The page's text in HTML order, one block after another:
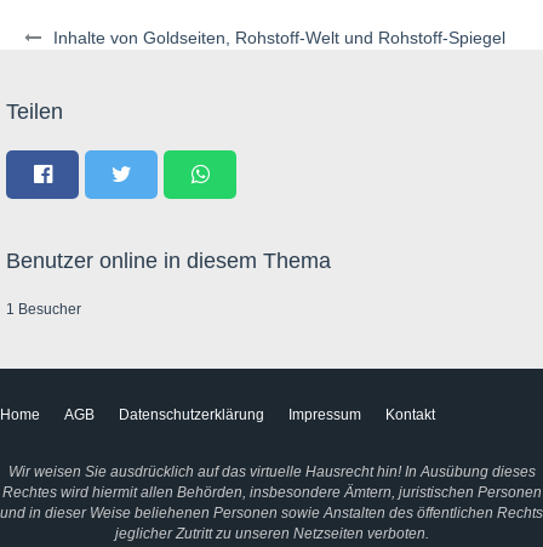
Inhalte von Goldseiten, Rohstoff-Welt und Rohstoff-Spiegel
Teilen
Benutzer online in diesem Thema
1 Besucher
Home AGB Datenschutzerklärung Impressum Kontakt
Wir weisen Sie ausdrücklich auf das virtuelle Hausrecht hin! In Ausübung dieses
Rechtes wird hiermit allen Behörden, insbesondere Ämtern, juristischen Personen
und in dieser Weise beliehenen Personen sowie Anstalten des öffentlichen Rechts
jeglicher Zutritt zu unseren Netzseiten verboten.